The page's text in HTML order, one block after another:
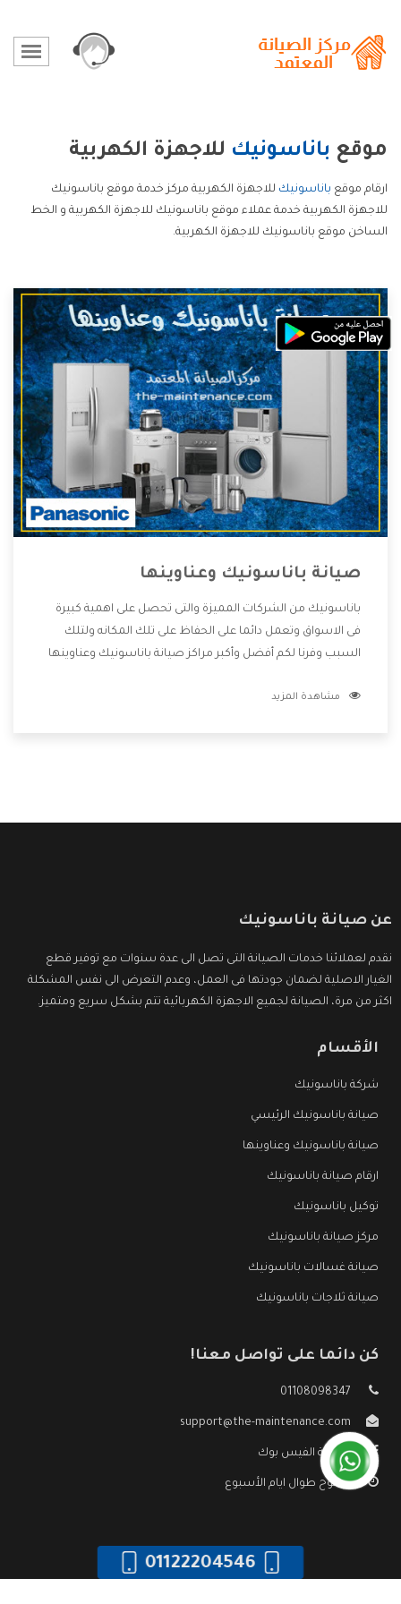
موقع باناسونيك للاجهزة الكهربية
ارقام موقع باناسونيك للاجهزة الكهربية مركز خدمة موقع باناسونيك
للاجهزة الكهربية خدمة عملاء موقع باناسونيك للاجهزة الكهربية و الخط
الساخن موقع باناسونيك للاجهزة الكهربية.
صيانة باناسونيك وعناوينها
باناسونيك من الشركات المميزة والتى تحصل على اهمية كبيرة
فى الاسواق وتعمل دائما على الحفاظ على تلك المكانه ولتلك
السبب وفرنا لكم أفضل وأكبر مراكز صيانة باناسونيك وعناوينها
المنتجات دون اى ازعاج كما أننا نهتم بكل ما يحتاجه المستهلك
مشاهدة المزيد
عن صيانة باناسونيك
نقدم لعملائنا خدمات الصيانة التى تصل الى عدة سنوات مع توفير قطع
الغيار الاصلية لضمان جودتها فى العمل، وعدم التعرض الى نفس المشكلة
اكثر من مرة، الصيانة لجميع الاجهزة الكهربائية تتم بشكل سريع ومتميز.
الأقسام
شركة باناسونيك
صيانة باناسونيك الرئيسي
صيانة باناسونيك وعناوينها
ارقام صيانة باناسونيك
توكيل باناسونيك
مركز صيانة باناسونيك
صيانة غسالات باناسونيك
صيانة ثلاجات باناسونيك
كن دائما على تواصل معنا!
01108098347
support@the-maintenance.com
صفحة الفيس بوك
مفتوح طوال ايام الأسبوع
01122204546